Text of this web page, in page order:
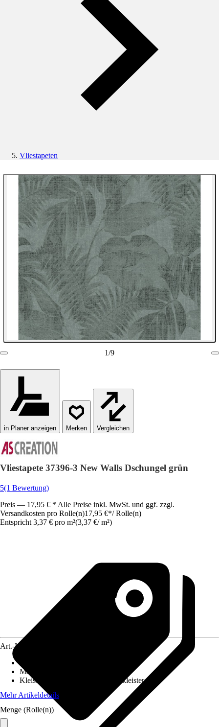
Vliestapeten
1/9
in Planer anzeigen Vergleichen
Vliestapete 37396-3 New Walls Dschungel grün
5(1 Bewertung)
Preis — 17,95 € * Alle Preise inkl. MwSt. und ggf. zzgl.
Versandkosten pro Rolle(n)17,95 €*/ Rolle(n)
Entspricht 3,37 € pro m²(3,37 €/ m²)
Art.-Nr.
Maße (BxH)
Kleisterempfehlung
Vliestapetenkleister
Mehr Artikeldetails
Menge (Rolle(n))